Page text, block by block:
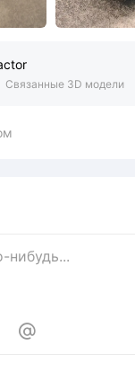
Связанные 3D модели
